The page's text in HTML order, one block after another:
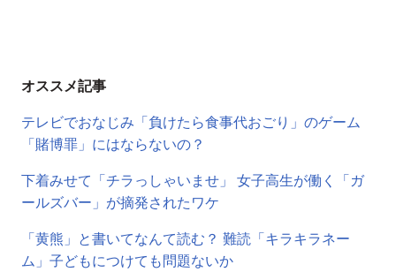
オススメ記事
テレビでおなじみ「負けたら食事代おごり」のゲーム
「賭博罪」にはならないの？
下着みせて「チラっしゃいませ」 女子高生が働く「ガ
ールズバー」が摘発されたワケ
「黄熊」と書いてなんて読む？ 難読「キラキラネー
ム」子どもにつけても問題ないか